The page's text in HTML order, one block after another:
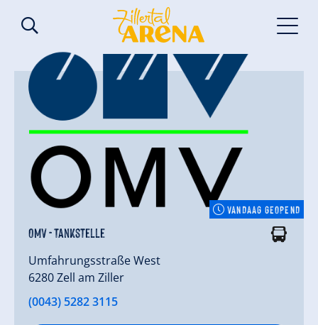
VANDAAG GEOPEND
OMV - Tankstelle
Umfahrungsstraße West
6280 Zell am Ziller
(0043) 5282 3115